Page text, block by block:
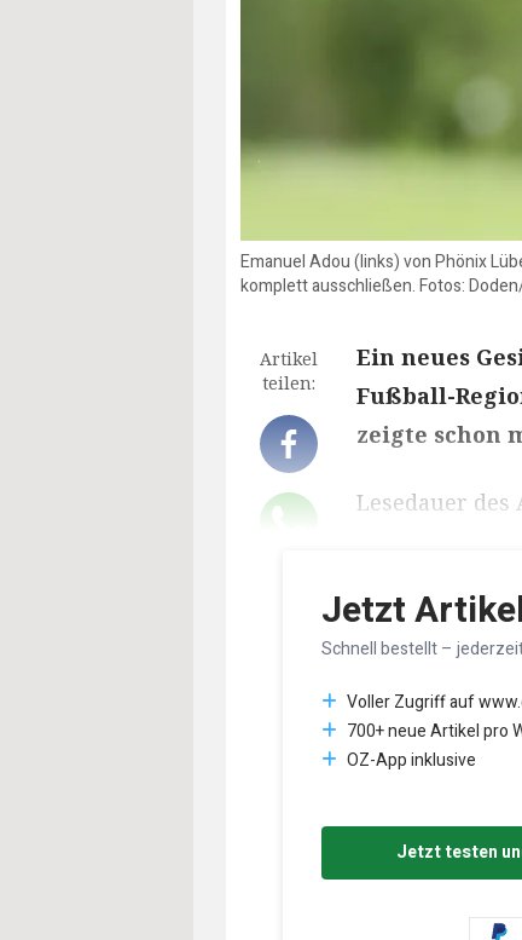
Emanuel Adou (links) von Phönix
komplett ausschließen. Fotos:
Artikel
teilen:
Ein neues
Fußball-
zeigte schon
Lesedauer
Jetzt
Schnell bestellt –
Voller Zugriff auf
700+ neue Artikel pro
OZ-App inklusive
Jetzt testen